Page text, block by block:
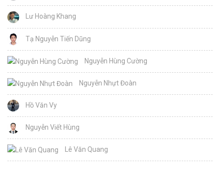
Lư Hoàng Khang
Tạ Nguyễn Tiến Dũng
Nguyễn Hùng Cường
Nguyễn Nhựt Đoàn
Hồ Văn Vy
Nguyễn Viết Hùng
Lê Văn Quang